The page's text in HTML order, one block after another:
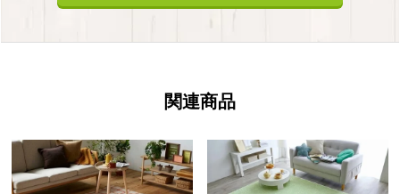
関連商品